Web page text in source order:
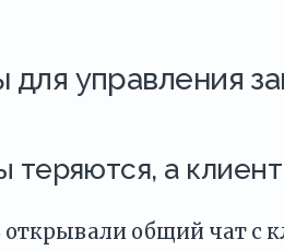
для управления
теряются, а
общий чат с